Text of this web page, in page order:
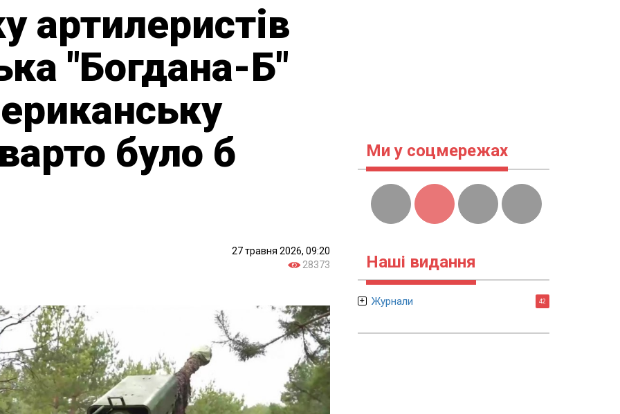
артилеристів
"Богдана-Б"
було б
27 травня 2026, 09:20
28373
Ми у соцмережах
Наші видання
Журнали 42